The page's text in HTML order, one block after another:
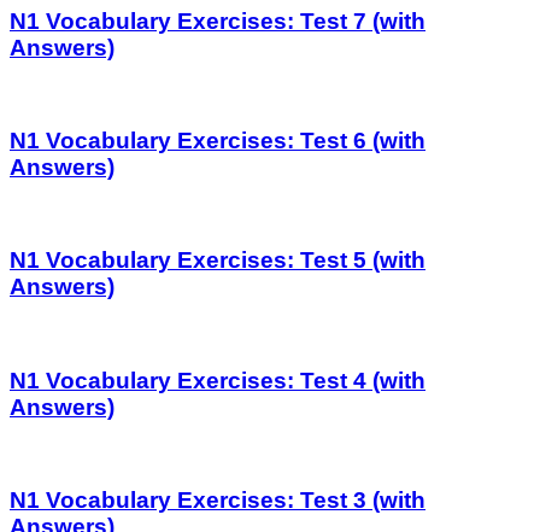
N1 Vocabulary Exercises: Test 7 (with
Answers)
N1 Vocabulary Exercises: Test 6 (with
Answers)
N1 Vocabulary Exercises: Test 5 (with
Answers)
N1 Vocabulary Exercises: Test 4 (with
Answers)
N1 Vocabulary Exercises: Test 3 (with